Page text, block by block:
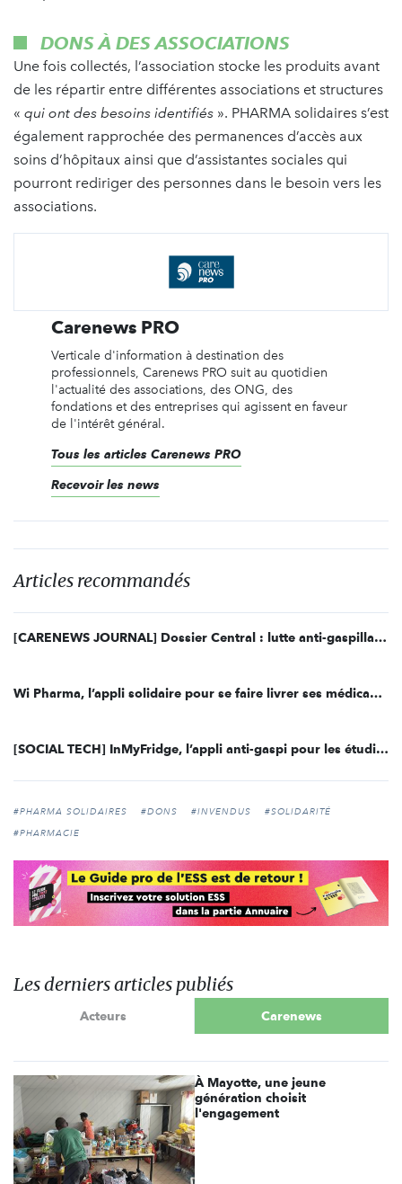
DONS À DES ASSOCIATIONS
Une fois collectés, l’association stocke les produits avant
de les répartir entre différentes associations et structures
« qui ont des besoins identifiés ». PHARMA solidaires s’est
également rapprochée des permanences d’accès aux
soins d’hôpitaux ainsi que d’assistantes sociales qui
pourront rediriger des personnes dans le besoin vers les
associations.
Carenews PRO
Verticale d'information à destination des
professionnels, Carenews PRO suit au quotidien
l'actualité des associations, des ONG, des
fondations et des entreprises qui agissent en faveur
de l'intérêt général.
Tous les articles Carenews PRO
Recevoir les news
Articles recommandés
[CARENEWS JOURNAL] Dossier Central : lutte anti-gaspillage et don en nature
Wi Pharma, l’appli solidaire pour se faire livrer ses médicaments
[SOCIAL TECH] InMyFridge, l’appli anti-gaspi pour les étudiants
#PHARMA SOLIDAIRES #DONS #INVENDUS
#SOLIDARITÉ
#PHARMACIE
Les derniers articles publiés
Acteurs Carenews
À Mayotte, une jeune
génération choisit
l'engagement